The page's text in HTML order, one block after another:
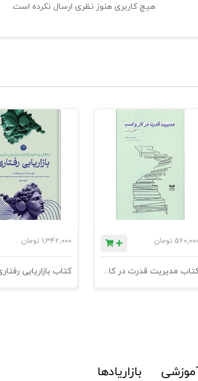
هیچ کاربری هنوز نظری ارسال نکرده است.
تومان
کتاب مدیریت قدرت در کاروکسب
1,342,000 تومان
بازاریادها